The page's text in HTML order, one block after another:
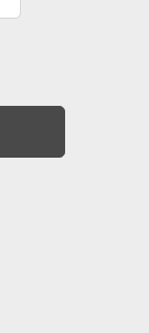
Weiß